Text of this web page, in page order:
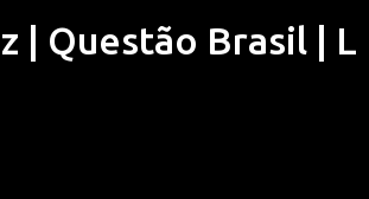
| Questão Brasil | L